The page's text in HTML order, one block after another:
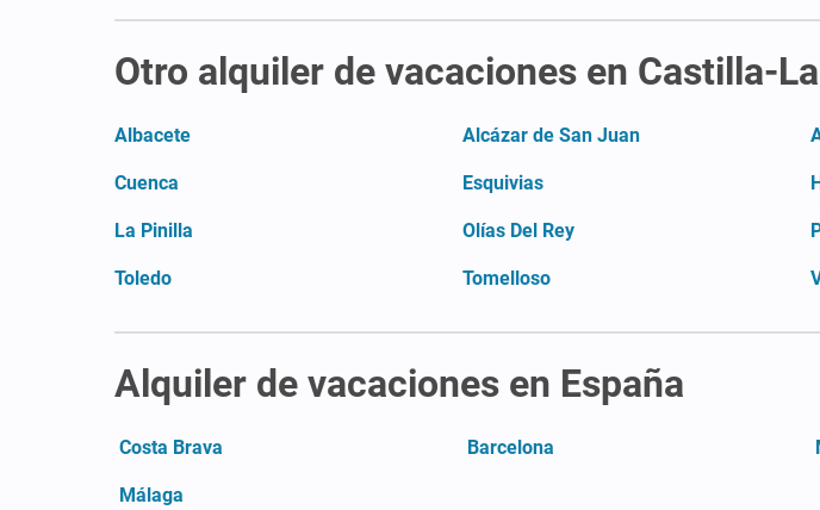
Otro alquiler de vacaciones en Castilla-
Albacete Alcázar de San Juan
Cuenca Esquivias
La Pinilla Olías Del Rey
Toledo Tomelloso
Alquiler de vacaciones en España
Costa Brava Barcelona
Málaga